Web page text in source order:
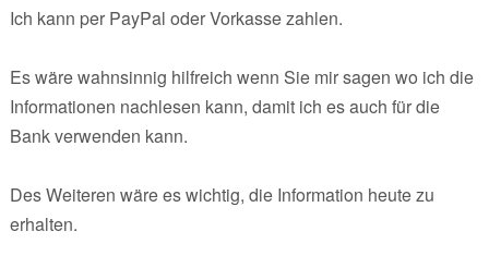
Ich kann per PayPal oder Vorkasse zahlen.
Es wäre wahnsinnig hilfreich wenn Sie mir sagen wo ich die
Informationen nachlesen kann, damit ich es auch für die
Bank verwenden kann.
Des Weiteren wäre es wichtig, die Information heute zu
erhalten.